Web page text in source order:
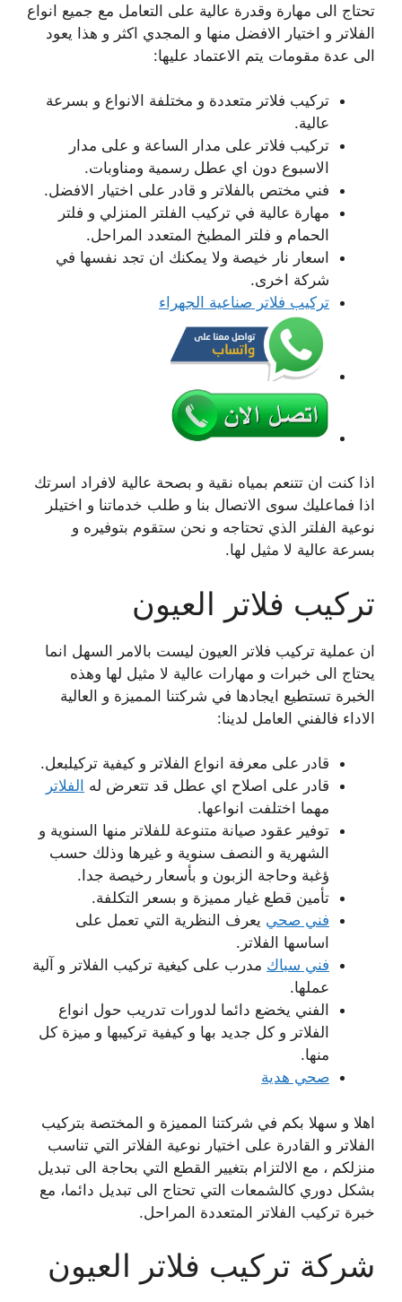
تحتاج الى مهارة وقدرة عالية على التعامل مع جميع انواع
الفلاتر و اختيار الافضل منها و المجدي اكثر و هذا يعود
الى عدة مقومات يتم الاعتماد عليها:
تركيب فلاتر متعددة و مختلفة الانواع و بسرعة
عالية.
تركيب فلاتر على مدار الساعة و على مدار
الاسبوع دون اي عطل رسمية ومناوبات.
فني مختص بالفلاتر و قادر على اختيار الافضل.
مهارة عالية في تركيب الفلتر المنزلي و فلتر
الحمام و فلتر المطبخ المتعدد المراحل.
اسعار نار خيصة ولا يمكنك ان تجد نفسها في
شركة اخرى.
تركيب فلاتر صناعية الجهراء
اذا كنت ان تتنعم بمياه نقية و بصحة عالية لافراد اسرتك
اذا فماعليك سوى الاتصال بنا و طلب خدماتنا و اختيلر
نوعية الفلتر الذي تحتاجه و نحن ستقوم بتوفيره و
بسرعة عالية لا مثيل لها.
تركيب فلاتر العيون
ان عملية تركيب فلاتر العيون ليست بالامر السهل انما
يحتاج الى خبرات و مهارات عالية لا مثيل لها وهذه
الخبرة تستطيع ايجادها في شركتنا المميزة و العالية
الاداء فالفني العامل لدينا:
قادر على معرفة انواع الفلاتر و كيفية تركيلبعل.
قادر على اصلاح اي عطل قد تتعرض له الفلاتر
مهما اختلفت انواعها.
توفير عقود صيانة متنوعة للفلاتر منها السنوية و
الشهرية و النصف سنوية و غيرها وذلك حسب
ؤغبة وحاجة الزبون و بأسعار رخيصة جدا.
تأمين قطع غيار مميزة و بسعر التكلفة.
فني صحي يعرف النظرية التي تعمل على
اساسها الفلاتر.
فني سباك مدرب على كيغية تركيب الفلاتر و آلية
عملها.
الفني يخضع دائما لدورات تدريب حول انواع
الفلاتر و كل جديد بها و كيفية تركيبها و ميزة كل
منها.
صحي هدية
اهلا و سهلا بكم في شركتنا المميزة و المختصة بتركيب
الفلاتر و القادرة على اختيار نوعية الفلاتر التي تناسب
منزلكم ، مع الالتزام بتغيير القطع التي بحاجة الى تبديل
بشكل دوري كالشمعات التي تحتاج الى تبديل دائما، مع
خبرة تركيب الفلاتر المتعددة المراحل.
شركة تركيب فلاتر العيون